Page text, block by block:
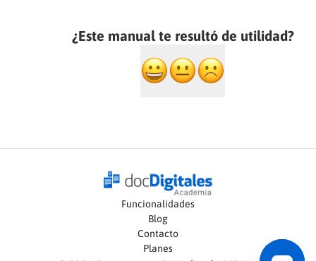
¿Este manual te resultó de utilidad?
Funcionalidades
Blog
Contacto
Planes